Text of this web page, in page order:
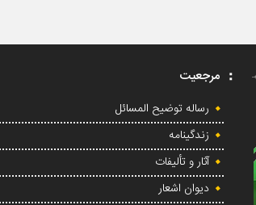
مرجعیت
رساله توضیح المسائل
زندگینامه
آثار و تألیفات
دیوان اشعار